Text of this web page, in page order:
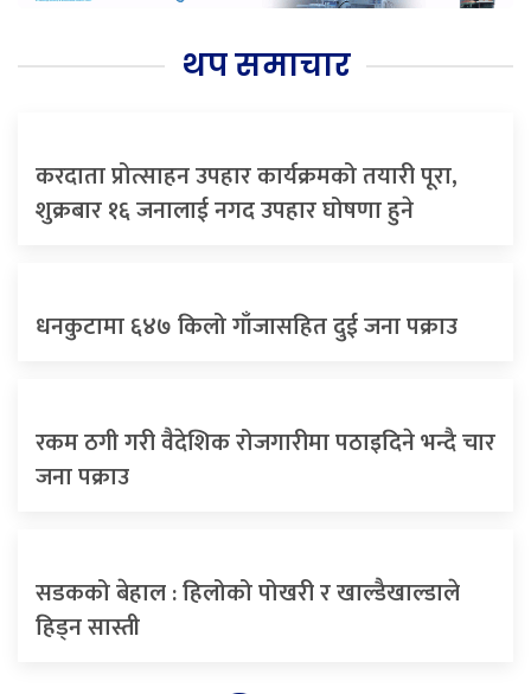
थप समाचार
करदाता प्रोत्साहन उपहार कार्यक्रमको तयारी पूरा,
शुक्रबार १६ जनालाई नगद उपहार घोषणा हुने
धनकुटामा ६४७ किलो गाँजासहित दुई जना पक्राउ
रकम ठगी गरी वैदेशिक रोजगारीमा पठाइदिने भन्दै चार
जना पक्राउ
सडकको बेहाल : हिलोको पोखरी र खाल्डैखाल्डाले
हिड्न सास्ती